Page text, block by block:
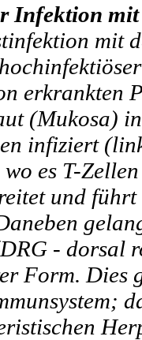
Infektion mit
mit
erkrankten
(Mukosa)
infiziert
es T-
und
- dorsal
Form. Dies